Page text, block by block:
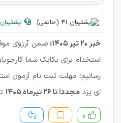
پشتیبان 41 (حاتمی)
خبر 20 تیر 1405:
ضمن آرزوی
استخدام برای یکایک شما
رسانیم؛ مهلت ثبت نام آزمون
ای یزد مجددا تا 26 تیرماه 1405
۰